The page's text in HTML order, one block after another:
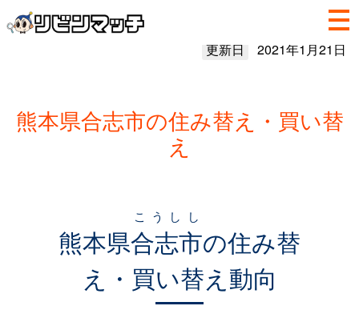
更新日 2021年1月21日
熊本県合志市の住み替え・買い替
え
熊本県合志市
こうしし
の住み替
え・買い替え動向